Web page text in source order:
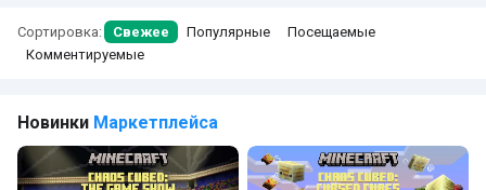
Сортировка: Свежее Популярные
Посещаемые
Комментируемые
Новинки Маркетплейса